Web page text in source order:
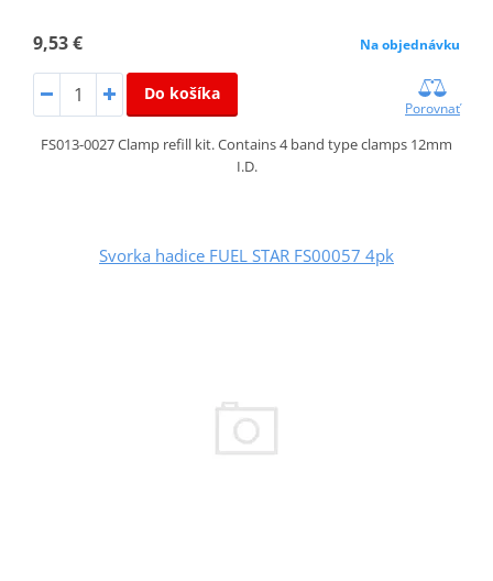
9,53 € Na objednávku
Do košíka
Porovnať
FS013-0027 Clamp refill kit. Contains 4 band type clamps 12mm
I.D.
Svorka hadice FUEL STAR FS00057 4pk